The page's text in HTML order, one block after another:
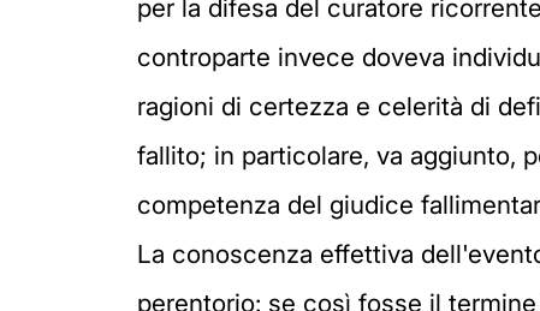
per la difesa del curatore
controparte invece doveva
ragioni di certezza e celerità di
fallito; in particolare, va aggiunto,
competenza del giudice
La conoscenza effettiva
perentorio: se così fosse il